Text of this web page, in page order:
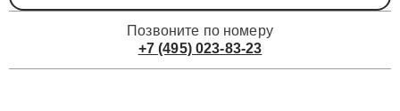
Позвоните по номеру
+7 (495) 023-83-23